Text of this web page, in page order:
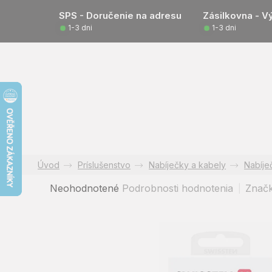
SPS - Doručenie na adresu Zásilkovna -
1-3 dni 1-3 dni
Príslušenstvo Nabíječky a kabely
Priemerné
Neohodnotené Podrobnosti hodnotenia